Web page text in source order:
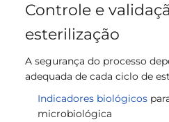
Controle e
esterilização
A segurança do processo
adequada de cada ciclo de
Indicadores biológicos
microbiológica